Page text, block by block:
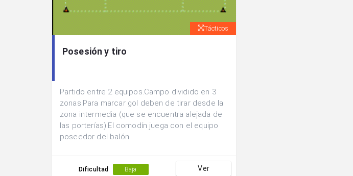
Tácticos
Posesión y tiro
Partido entre 2 equipos.Campo dividido en 3
zonas.Para marcar gol deben de tirar desde la
zona intermedia (que se encuentra alejada de
las porterías).El comodín juega con el equipo
poseedor del balón.
Dificultad Baja Ver